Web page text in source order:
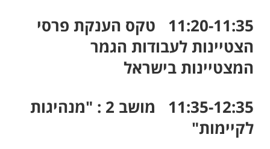
11:20-11:35 טקס הענקת פרסי
הצטיינות לעבודות הגמר
המצטיינות בישראל
11:35-12:35 מושב 2 : "מנהיגות
לקיימות"